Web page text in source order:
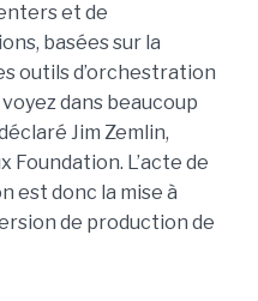
et de
basées sur la
outils d’orchestration
dans beaucoup
Jim Zemlin,
L’acte de
est donc la mise à
de production de